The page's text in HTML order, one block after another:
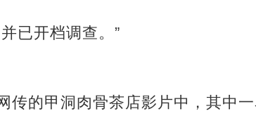
已开档调查。”
传的甲洞肉骨茶店影片中，其中